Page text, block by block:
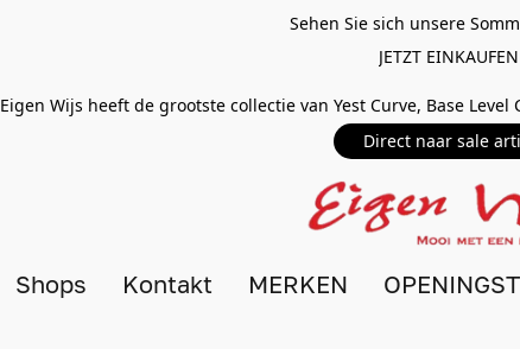
Sehen Sie sich unsere
JETZT EINKAUFEN
Eigen Wijs heeft de grootste collectie van Yest Curve, Base
Direct naar sale
Shops Kontakt MERKEN